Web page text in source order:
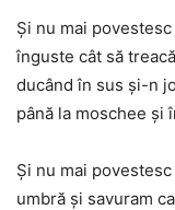
Și nu mai
înguste cât să
ducând în sus și-n
până la moschee și
Și nu mai
umbră și savuram